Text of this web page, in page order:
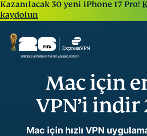
Kazanılacak 30 yeni iPhone 17 Pro!
kaydolun
Mac için
VPN’i indir
Mac için hızlı VPN